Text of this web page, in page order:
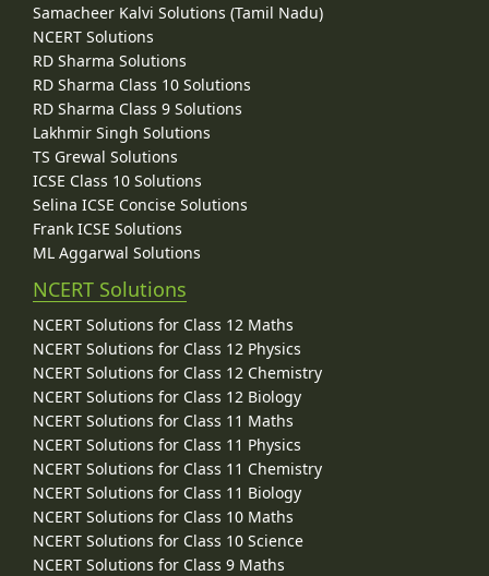
Samacheer Kalvi Solutions (Tamil Nadu)
NCERT Solutions
RD Sharma Solutions
RD Sharma Class 10 Solutions
RD Sharma Class 9 Solutions
Lakhmir Singh Solutions
TS Grewal Solutions
ICSE Class 10 Solutions
Selina ICSE Concise Solutions
Frank ICSE Solutions
ML Aggarwal Solutions
NCERT Solutions
NCERT Solutions for Class 12 Maths
NCERT Solutions for Class 12 Physics
NCERT Solutions for Class 12 Chemistry
NCERT Solutions for Class 12 Biology
NCERT Solutions for Class 11 Maths
NCERT Solutions for Class 11 Physics
NCERT Solutions for Class 11 Chemistry
NCERT Solutions for Class 11 Biology
NCERT Solutions for Class 10 Maths
NCERT Solutions for Class 10 Science
NCERT Solutions for Class 9 Maths